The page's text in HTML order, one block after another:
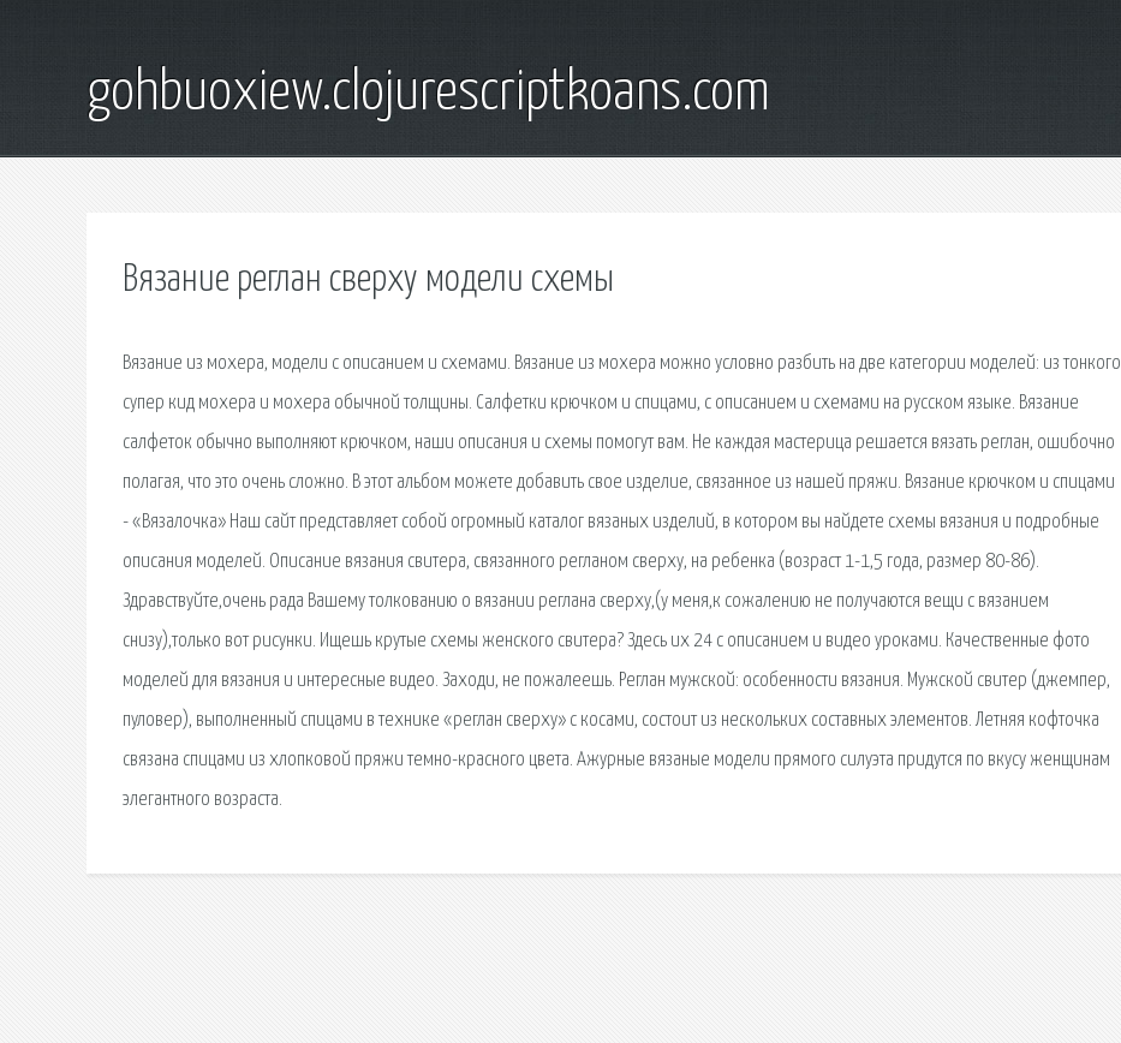
gohbuoxiew.clojurescriptkoans.com
Вязание реглан сверху модели схемы
Вязание из мохера, модели с описанием и схемами. Вязание из мохера можно условно разбить на две категории моделей: из тонкого
супер кид мохера и мохера обычной толщины. Салфетки крючком и спицами, с описанием и схемами на русском языке. Вязание
салфеток обычно выполняют крючком, наши описания и схемы помогут вам. Не каждая мастерица решается вязать реглан, ошибочно
полагая, что это очень сложно. В этот альбом можете добавить свое изделие, связанное из нашей пряжи. Вязание крючком и спицами
- «Вязалочка» Наш сайт представляет собой огромный каталог вязаных изделий, в котором вы найдете схемы вязания и подробные
описания моделей. Описание вязания свитера, связанного регланом сверху, на ребенка (возраст 1-1,5 года, размер 80-86).
Здравствуйте,очень рада Вашему толкованию о вязании реглана сверху,(у меня,к сожалению не получаются вещи с вязанием
снизу),только вот рисунки. Ищешь крутые схемы женского свитера? Здесь их 24 с описанием и видео уроками. Качественные фото
моделей для вязания и интересные видео. Заходи, не пожалеешь. Реглан мужской: особенности вязания. Мужской свитер (джемпер,
пуловер), выполненный спицами в технике «реглан сверху» с косами, состоит из нескольких составных элементов. Летняя кофточка
связана спицами из хлопковой пряжи темно-красного цвета. Ажурные вязаные модели прямого силуэта придутся по вкусу женщинам
элегантного возраста.